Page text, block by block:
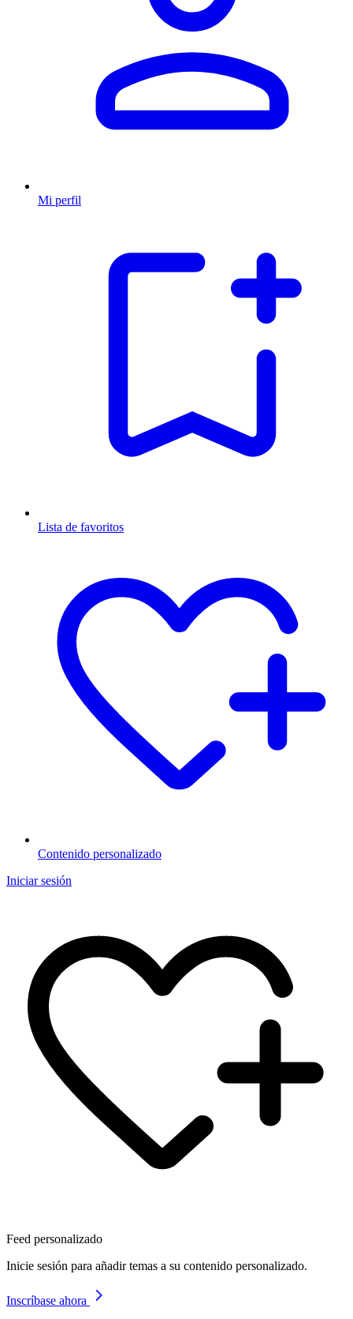
Mi perfil
Lista de favoritos
Contenido personalizado
Iniciar sesión
Feed personalizado
Inicie sesión para añadir temas a su contenido personalizado.
Inscríbase ahora